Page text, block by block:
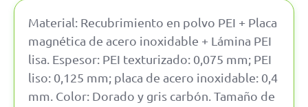
Material: Recubrimiento en polvo PEI + Placa
magnética de acero inoxidable + Lámina PEI
lisa. Espesor: PEI texturizado: 0,075 mm; PEI
liso: 0,125 mm; placa de acero inoxidable: 0,4
mm. Color: Dorado y gris carbón. Tamaño de